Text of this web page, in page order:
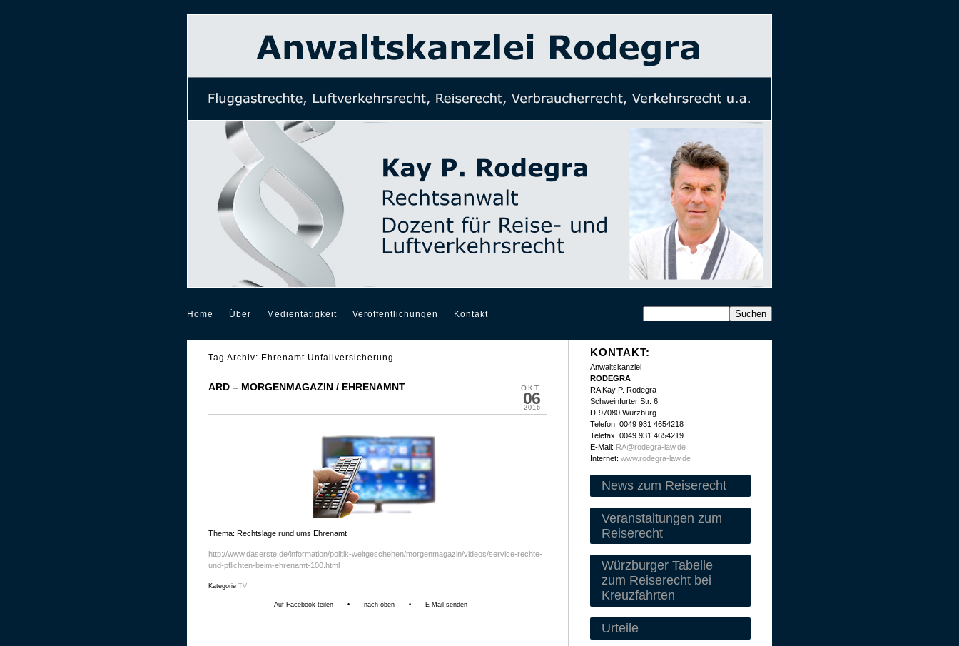
Home Über Medientätigkeit Veröffentlichungen Kontakt
Tag Archiv: Ehrenamt Unfallversicherung
OKT.
06
2016
ARD – MORGENMAGAZIN / EHRENAMNT
Thema: Rechtslage rund ums Ehrenamt
http://www.daserste.de/information/politik-weltgeschehen/morgenmagazin/videos/service-rechte-
und-pflichten-beim-ehrenamt-100.html
Kategorie TV
Auf Facebook teilen • nach oben • E-Mail senden
KONTAKT:
Anwaltskanzlei
RODEGRA
RA Kay P. Rodegra
Schweinfurter Str. 6
D-97080 Würzburg
Telefon: 0049 931 4654218
Telefax: 0049 931 4654219
E-Mail: RA@rodegra-law.de
Internet: www.rodegra-law.de
News zum Reiserecht
Veranstaltungen zum
Reiserecht
Würzburger Tabelle
zum Reiserecht bei
Kreuzfahrten
Urteile